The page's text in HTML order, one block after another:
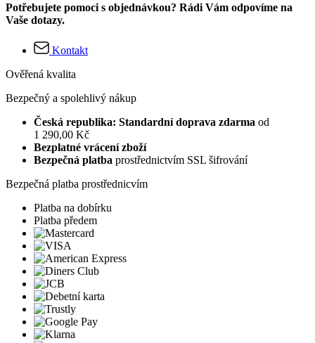
Potřebujete pomoci s objednávkou? Rádi Vám odpovíme na
Vaše dotazy.
Kontakt
Ověřená kvalita
Bezpečný a spolehlivý nákup
Česká republika: Standardní doprava zdarma od
1 290,00 Kč
Bezplatné vrácení zboží
Bezpečná platba prostřednictvím SSL šifrování
Bezpečná platba prostřednicvím
Platba na dobírku
Platba předem